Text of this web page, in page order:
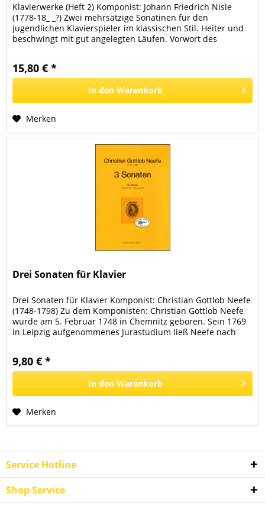
Klavierwerke (Heft 2) Komponist: Johann Friedrich Nisle
(1778-18_ _?) Zwei mehrsätzige Sonatinen für den
jugendlichen Klavierspieler im klassischen Stil. Heiter und
beschwingt mit gut angelegten Läufen. Vorwort des
15,80 € *
In den Warenkorb
Merken
Drei Sonaten für Klavier
Drei Sonaten für Klavier Komponist: Christian Gottlob Neefe
(1748-1798) Zu dem Komponisten: Christian Gottlob Neefe
wurde am 5. Februar 1748 in Chemnitz geboren. Sein 1769
in Leipzig aufgenommenes Jurastudium ließ Neefe nach
9,80 € *
In den Warenkorb
Merken
Service Hotline
Shop Service